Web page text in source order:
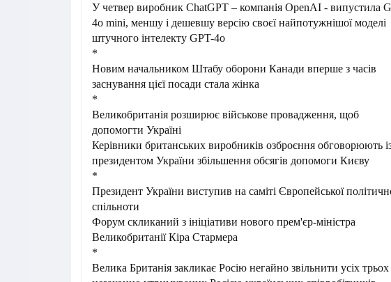
У четвер виробник ChatGPT – компанія OpenAI - випустила
4o mini, меншу і дешевшу версію своєї найпотужнішої моделі
штучного інтелекту GPT-4o
*
Новим начальником Штабу оборони Канади вперше з часів
заснування цієї посади стала жінка
*
Великобританія розширює військове провадження, щоб
допомогти Україні
Керівники британських виробників озброєння обговорюють
президентом України збільшення обсягів допомоги Києву
*
Президент України виступив на саміті Європейської
спільноти
Форум скликаний з ініціативи нового прем'єр-міністра
Великобританії Кіра Стармера
*
Велика Британія закликає Росію негайно звільнити усіх трьох